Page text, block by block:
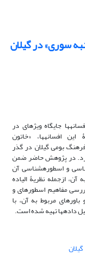
سوری» در گیلان
جایگاه ویژه‏ای در
افسانه‏ها، «خاتون
بومی گیلان در گذر
در پژوهش حاضر ضمن
و اسطوره‏شناسی آن
ازجمله نظریۀ الیاده
مفاهیم اسطوره‏ای و
مربوط به آن، با
داده‏ها تهیه شده است.
گیلان